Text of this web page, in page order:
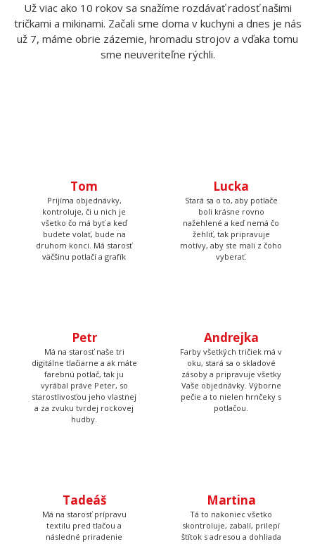
Už viac ako 10 rokov sa snažíme rozdávať radosť našimi
tričkami a mikinami. Začali sme doma v kuchyni a dnes je nás
už 7, máme obrie zázemie, hromadu strojov a vďaka tomu
sme neuveriteľne rýchli.
všetko čo má byť a keď
budete volať, bude na
druhom konci. Má starosť
väčšinu potlačí a grafík
nažehlené a keď nemá čo
žehliť, tak pripravuje
motívy, aby ste mali z čoho
vyberať.
Petr
a za zvuku tvrdej rockovej
hudby.
Andrejka
potlačou.
Tadeáš
Má na starosť prípravu
textilu pred tlačou a
následné priradenie
Martina
Tá to nakoniec všetko
skontroluje, zabalí, prilepí
Poteš niekoho originálnym darčekom